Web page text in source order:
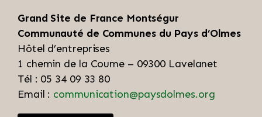
Grand Site de France Montségur
Communauté de Communes du Pays d’Olmes
Hôtel d’entreprises
1 chemin de la Coume – 09300 Lavelanet
Tél : 05 34 09 33 80
Email : communication@paysdolmes.org